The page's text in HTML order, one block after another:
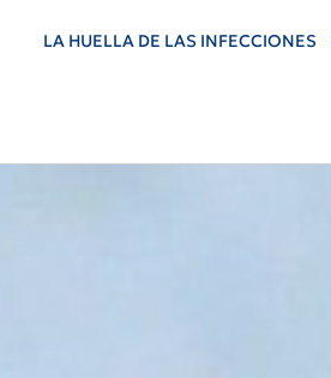
LA HUELLA DE LAS INFECCIONES